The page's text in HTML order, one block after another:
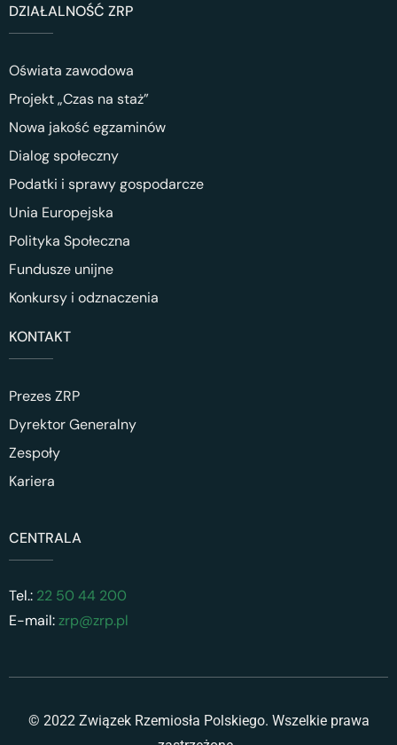
DZIAŁALNOŚĆ ZRP
Oświata zawodowa
Projekt „Czas na staż”
Nowa jakość egzaminów
Dialog społeczny
Podatki i sprawy gospodarcze
Unia Europejska
Polityka Społeczna
Fundusze unijne
Konkursy i odznaczenia
KONTAKT
Prezes ZRP
Dyrektor Generalny
Zespoły
Kariera
CENTRALA
Tel.: 22 50 44 200
E-mail:zrp@zrp.pl
© 2022 Związek Rzemiosła Polskiego. Wszelkie prawa